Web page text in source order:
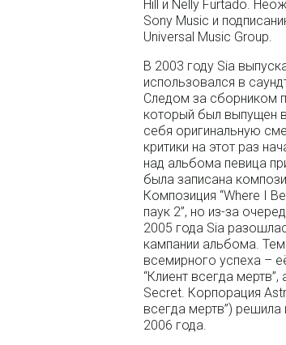
Hill и Nelly Furtado.
Sony Music и
Universal Music Group.
В 2003 году Sia
использовался в
Следом за сборником
который был выпущен
себя оригинальную
критики на этот раз
над альбома певица
была записана
Композиция “Where I
паук 2”, но из-за
2005 года Sia
кампании альбома.
всемирного успеха –
“Клиент всегда
Secret. Корпорация
всегда мертв”) решила
2006 года.